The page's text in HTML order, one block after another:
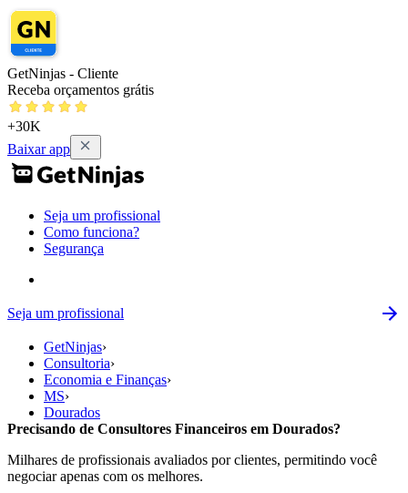
GetNinjas - Cliente
Receba orçamentos grátis
+30K
Baixar app
Seja um profissional
Como funciona?
Segurança
Seja um profissional
GetNinjas›
Consultoria›
Economia e Finanças›
MS›
Dourados
Precisando de Consultores Financeiros em Dourados?
Milhares de profissionais avaliados por clientes, permitindo você
negociar apenas com os melhores.